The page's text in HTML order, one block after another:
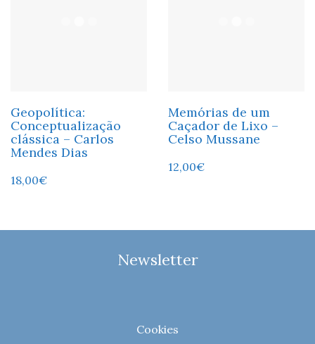
Geopolítica:
Conceptualização
clássica – Carlos
Mendes Dias
18,00€
Memórias de um
Caçador de Lixo –
Celso Mussane
12,00€
Newsletter
Cookies